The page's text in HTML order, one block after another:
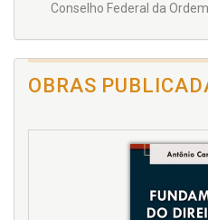
Conselho Federal da
OBRAS